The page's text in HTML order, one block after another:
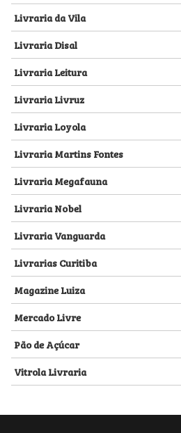
Livraria da Vila
Livraria Disal
Livraria Leitura
Livraria Livruz
Livraria Loyola
Livraria Martins Fontes
Livraria Megafauna
Livraria Nobel
Livraria Vanguarda
Livrarias Curitiba
Magazine Luiza
Mercado Livre
Pão de Açúcar
Vitrola Livraria